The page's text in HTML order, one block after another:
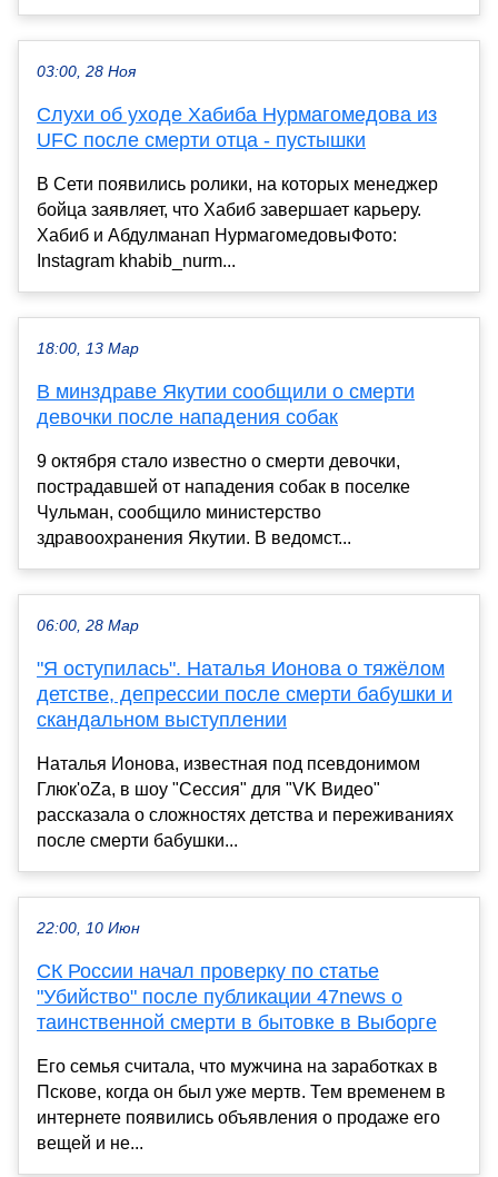
03:00, 28 Ноя
Слухи об уходе Хабиба Нурмагомедова из
UFC после смерти отца - пустышки
В Сети появились ролики, на которых менеджер
бойца заявляет, что Хабиб завершает карьеру.
Хабиб и Абдулманап НурмагомедовыФото:
Instagram khabib_nurm...
18:00, 13 Мар
В минздраве Якутии сообщили о смерти
девочки после нападения собак
9 октября стало известно о смерти девочки,
пострадавшей от нападения собак в поселке
Чульман, сообщило министерство
здравоохранения Якутии. В ведомст...
06:00, 28 Мар
"Я оступилась". Наталья Ионова о тяжёлом
детстве, депрессии после смерти бабушки и
скандальном выступлении
Наталья Ионова, известная под псевдонимом
Глюк'оZа, в шоу "Сессия" для "VK Видео"
рассказала о сложностях детства и переживаниях
после смерти бабушки...
22:00, 10 Июн
СК России начал проверку по статье
"Убийство" после публикации 47news о
таинственной смерти в бытовке в Выборге
Его семья считала, что мужчина на заработках в
Пскове, когда он был уже мертв. Тем временем в
интернете появились объявления о продаже его
вещей и не...